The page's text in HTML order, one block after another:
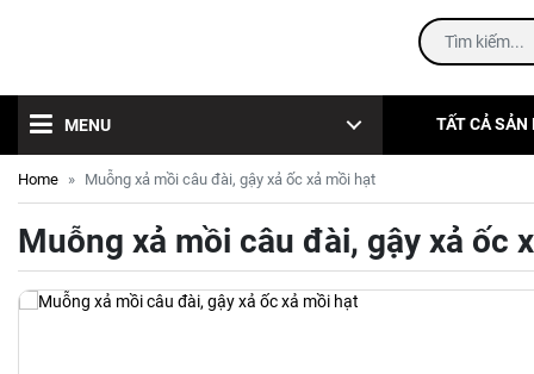
MENU TẤT CẢ SẢN
Home Muỗng xả mồi câu đài, gậy xả ốc xả mồi hạt
Muỗng xả mồi câu đài, gậy xả ốc